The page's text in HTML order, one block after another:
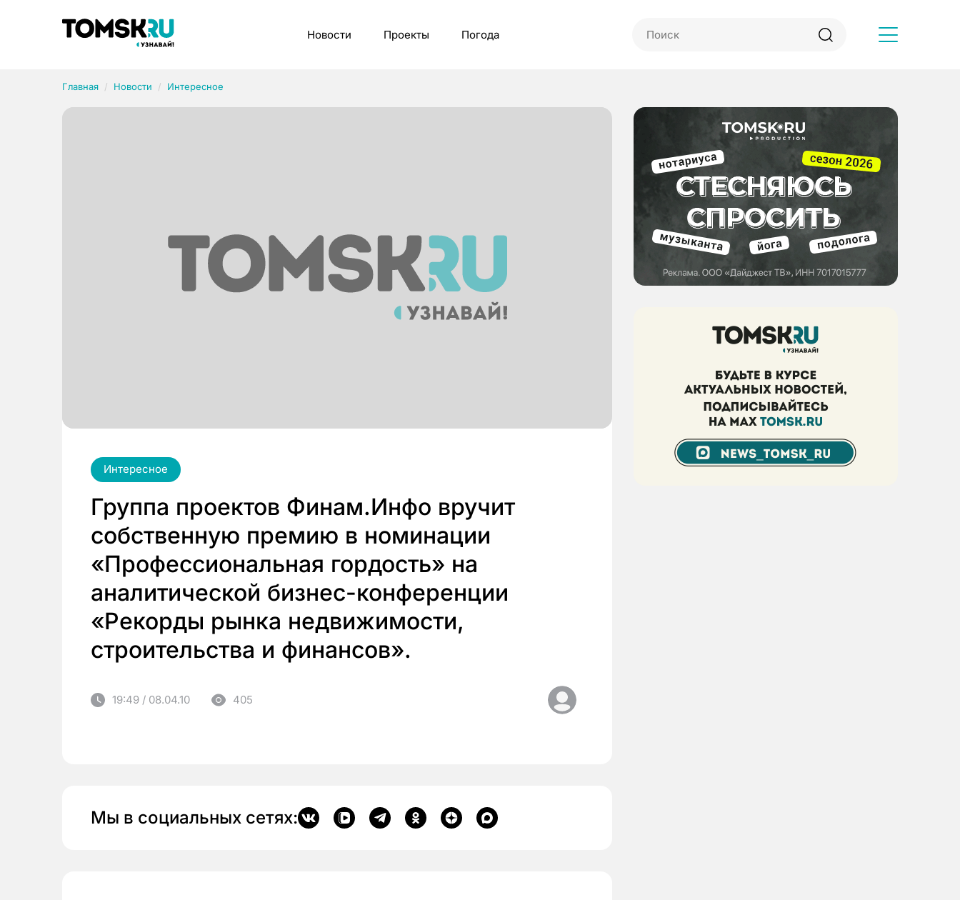
Новости Проекты Погода
Главная Новости Интересное
Интересное
Группа проектов Финам.Инфо вручит
собственную премию в номинации
«Профессиональная гордость» на
аналитической бизнес-конференции
«Рекорды рынка недвижимости,
строительства и финансов».
19:49 / 08.04.10 405
Мы в социальных сетях:
Рубрики